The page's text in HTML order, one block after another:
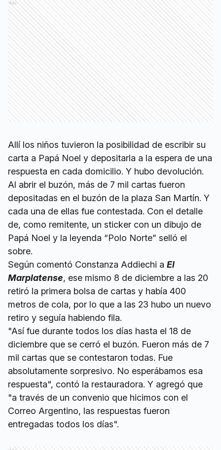
Ads
Allí los niños tuvieron la posibilidad de escribir su
carta a Papá Noel y depositarla a la espera de una
respuesta en cada domicilio. Y hubo devolución.
Al abrir el buzón, más de 7 mil cartas fueron
depositadas en el buzón de la plaza San Martín. Y
cada una de ellas fue contestada. Con el detalle
de, como remitente, un sticker con un dibujo de
Papá Noel y la leyenda “Polo Norte” selló el
sobre.
Según comentó Constanza Addiechi a El
Marplatense, ese mismo 8 de diciembre a las 20
retiró la primera bolsa de cartas y había 400
metros de cola, por lo que a las 23 hubo un nuevo
retiro y seguía habiendo fila.
"Así fue durante todos los días hasta el 18 de
diciembre que se cerró el buzón. Fueron más de 7
mil cartas que se contestaron todas. Fue
absolutamente sorpresivo. No esperábamos esa
respuesta", contó la restauradora. Y agregó que
"a través de un convenio que hicimos con el
Correo Argentino, las respuestas fueron
entregadas todos los días".